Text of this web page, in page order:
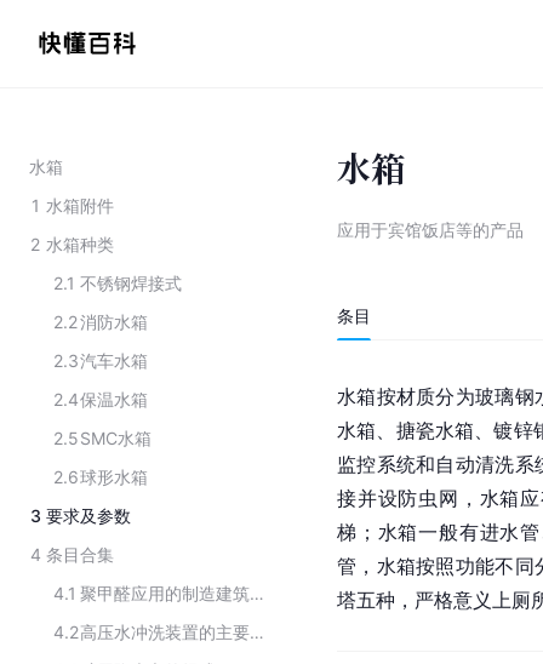
水箱
1 水箱附件
2 水箱种类
2.1 不锈钢焊接式
2.2消防水箱
2.3汽车水箱
2.4保温水箱
2.5SMC水箱
2.6球形水箱
3 要求及参数
4 条目合集
4.1
聚甲醛应用的制造建筑材料
4.2
高压水冲洗装置的主要组成
水箱
应用于宾馆饭店等的产品
条目
水箱按材质分为玻璃钢
水箱、搪瓷水箱、镀锌
监控系统和自动清洗
接并设防虫网，水箱
梯；水箱一般有进水
管，水箱按照功能不同
塔五种，严格意义上厕